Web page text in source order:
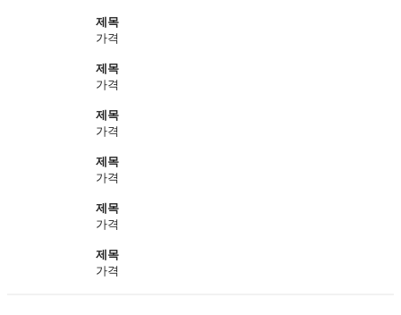
제목
가격
제목
가격
제목
가격
제목
가격
제목
가격
제목
가격